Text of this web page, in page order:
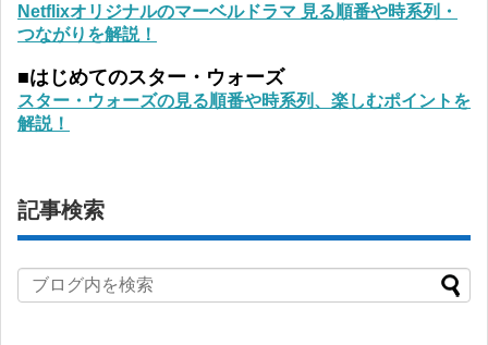
Netflixオリジナルのマーベルドラマ 見る順番や時系列・
つながりを解説！
■はじめてのスター・ウォーズ
スター・ウォーズの見る順番や時系列、楽しむポイントを
解説！
記事検索